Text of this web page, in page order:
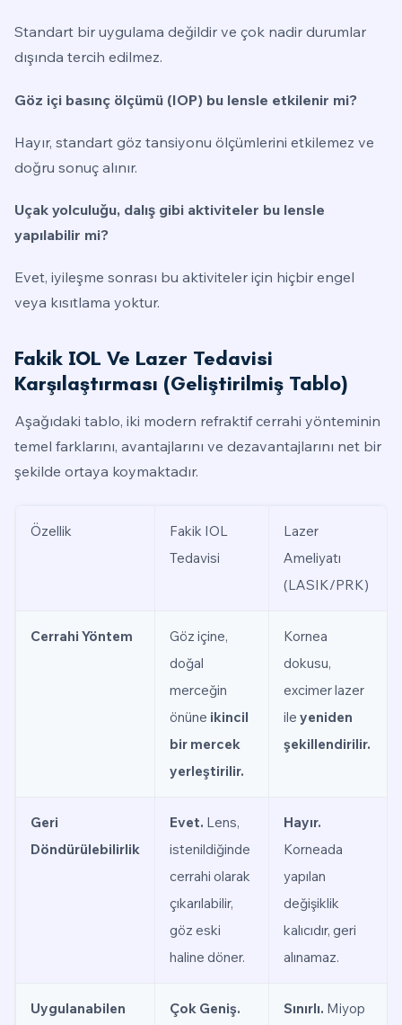
Standart bir uygulama değildir ve çok nadir durumlar
dışında tercih edilmez.
Göz içi basınç ölçümü (IOP) bu lensle etkilenir mi?
Hayır, standart göz tansiyonu ölçümlerini etkilemez ve
doğru sonuç alınır.
Uçak yolculuğu, dalış gibi aktiviteler bu lensle
yapılabilir mi?
Evet, iyileşme sonrası bu aktiviteler için hiçbir engel
veya kısıtlama yoktur.
Fakik IOL Ve Lazer Tedavisi
Karşılaştırması (Geliştirilmiş Tablo)
Aşağıdaki tablo, iki modern refraktif cerrahi yönteminin
temel farklarını, avantajlarını ve dezavantajlarını net bir
şekilde ortaya koymaktadır.
Özellik
Fakik IOL
Tedavisi
Lazer
Ameliyatı
(LASIK/PRK)
Cerrahi Yöntem
Göz içine,
doğal
merceğin
önüne ikincil
bir mercek
yerleştirilir.
Kornea
dokusu,
excimer lazer
ile yeniden
şekillendirilir.
Geri
Döndürülebilirlik
Evet. Lens,
istenildiğinde
cerrahi olarak
çıkarılabilir,
göz eski
haline döner.
Hayır.
Korneada
yapılan
değişiklik
kalıcıdır, geri
alınamaz.
Uygulanabilen
Çok Geniş.
Sınırlı. Miyop